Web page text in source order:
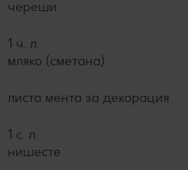
череши
1 ч. л.
мляко (сметана)
листа мента за декорация
1 с. л.
нишесте